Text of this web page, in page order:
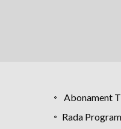
Abonament
Rada